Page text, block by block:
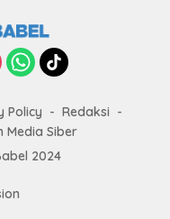
Policy
Redaksi
Media Siber
2024